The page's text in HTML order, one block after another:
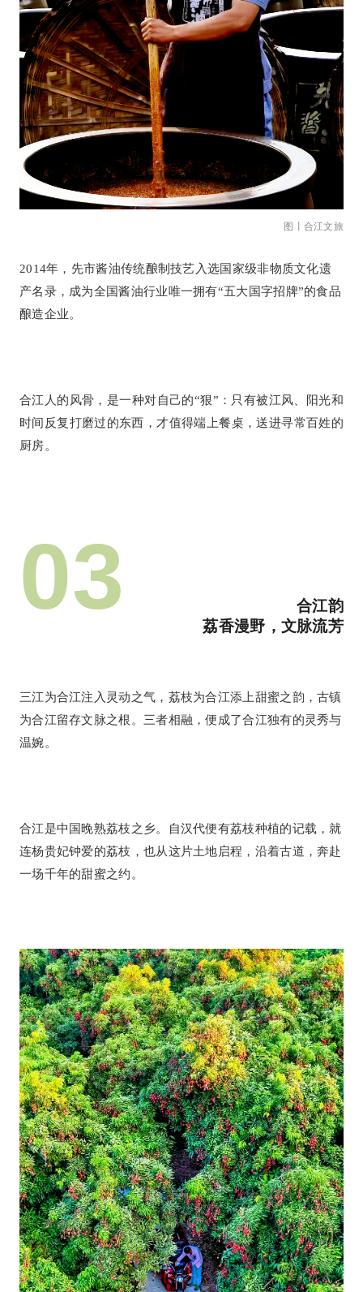
图丨合江文旅
2014年，先市酱油传统酿制技艺入选国家级非物质文化遗
产名录，成为全国酱油行业唯一拥有“五大国字招牌”的食品
酿造企业。
合江人的风骨，是一种对自己的“狠”：只有被江风、阳光和
时间反复打磨过的东西，才值得端上餐桌，送进寻常百姓的
厨房。
03
合江韵
荔香漫野，文脉流芳
三江为合江注入灵动之气，荔枝为合江添上甜蜜之韵，古镇
为合江留存文脉之根。三者相融，便成了合江独有的灵秀与
温婉。
合江是中国晚熟荔枝之乡。自汉代便有荔枝种植的记载，就
连杨贵妃钟爱的荔枝，也从这片土地启程，沿着古道，奔赴
一场千年的甜蜜之约。